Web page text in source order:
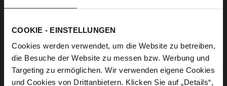
COOKIE - EINSTELLUNGEN
Cookies werden verwendet, um die Website zu betreiben,
die Besuche der Website zu messen bzw. Werbung und
Targeting zu ermöglichen. Wir verwenden eigene Cookies
und Cookies von Drittanbietern. Klicken Sie auf „Details“,
Show Password
Forgot Your Password?